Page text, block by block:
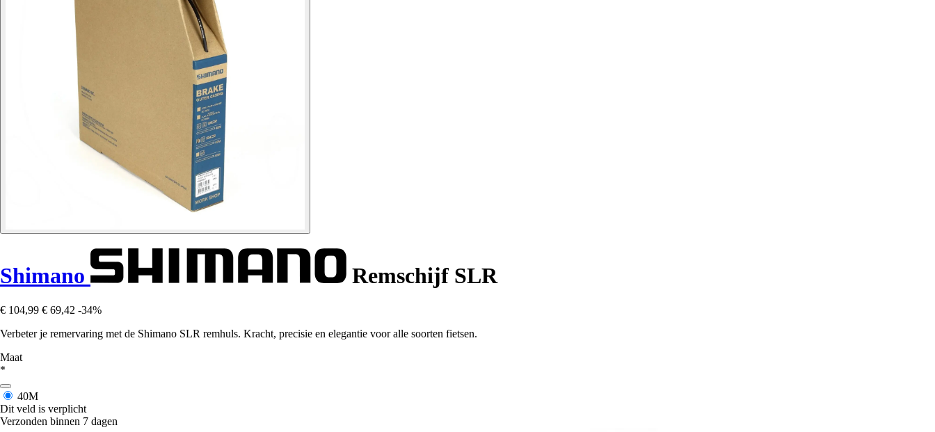
Shimano Remschijf SLR
€ 104,99 € 69,42 -34%
Verbeter je remervaring met de Shimano SLR remhuls. Kracht, precisie en elegantie voor alle soorten fietsen.
Maat
*
40M
Dit veld is verplicht
Verzonden binnen 7 dagen